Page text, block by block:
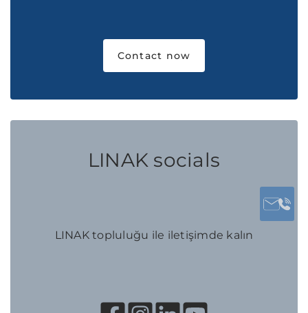
Contact now
LINAK socials
LINAK topluluğu ile iletişimde kalın